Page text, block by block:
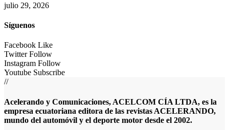
julio 29, 2026
Síguenos
Facebook Like
Twitter Follow
Instagram Follow
Youtube Subscribe
//
Acelerando y Comunicaciones, ACELCOM CÍA LTDA, es la
empresa ecuatoriana editora de las revistas ACELERANDO,
mundo del automóvil y el deporte motor desde el 2002.